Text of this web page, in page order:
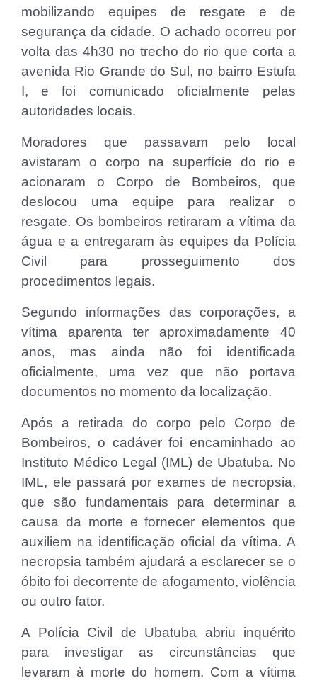
mobilizando equipes de resgate e de
segurança da cidade. O achado ocorreu por
volta das 4h30 no trecho do rio que corta a
avenida Rio Grande do Sul, no bairro Estufa
I, e foi comunicado oficialmente pelas
autoridades locais.
Moradores que passavam pelo local
avistaram o corpo na superfície do rio e
acionaram o Corpo de Bombeiros, que
deslocou uma equipe para realizar o
resgate. Os bombeiros retiraram a vítima da
água e a entregaram às equipes da Polícia
Civil para prosseguimento dos
procedimentos legais.
Segundo informações das corporações, a
vítima aparenta ter aproximadamente 40
anos, mas ainda não foi identificada
oficialmente, uma vez que não portava
documentos no momento da localização.
Após a retirada do corpo pelo Corpo de
Bombeiros, o cadáver foi encaminhado ao
Instituto Médico Legal (IML) de Ubatuba. No
IML, ele passará por exames de necropsia,
que são fundamentais para determinar a
causa da morte e fornecer elementos que
auxiliem na identificação oficial da vítima. A
necropsia também ajudará a esclarecer se o
óbito foi decorrente de afogamento, violência
ou outro fator.
A Polícia Civil de Ubatuba abriu inquérito
para investigar as circunstâncias que
levaram à morte do homem. Com a vítima